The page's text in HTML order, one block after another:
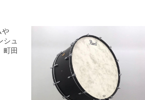
や
シュ
町田